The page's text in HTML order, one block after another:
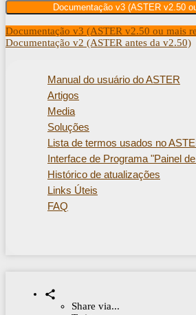
Documentação v3 (ASTER v2.50
Documentação v3 (ASTER v2.50 ou mais
Documentação v2 (ASTER antes da v2.50)
Manual do usuário do ASTER
Artigos
Media
Soluções
Lista de termos usados ​​no
Interface de Programa "Painel
Histórico de atualizações
Links Úteis
FAQ
Share via...